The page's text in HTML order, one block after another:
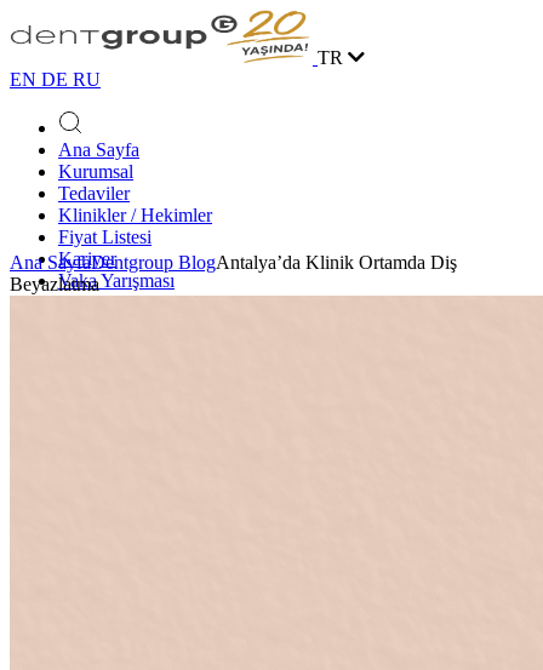
TR
EN DE RU
Ana Sayfa
Kurumsal
Tedaviler
Klinikler / Hekimler
Fiyat Listesi
Kariyer
Vaka Yarışması
Blog
Ana SayfaDentgroup BlogAntalya’da Klinik Ortamda Diş
Beyazlatma